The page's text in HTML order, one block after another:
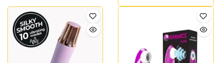
revolución en placer con
succionador de clítoris con
tecnología Pleasure Air y
vibrador interno para el